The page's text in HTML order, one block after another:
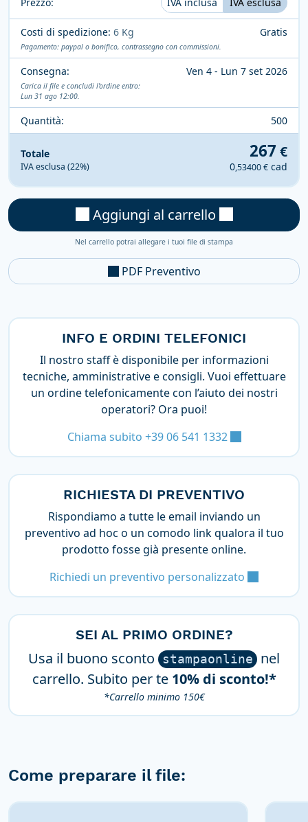
Costi di spedizione: 6 Kg Gratis
Pagamento: paypal o bonifico, contrassegno con commissioni.
Consegna: Ven 4 - Lun 7 set 2026
Carica il file e concludi l'ordine entro:
Lun 31 ago 12:00.
Quantità: 500
Totale
IVA esclusa (22%)
267 €
0,53400 € cad
Aggiungi al carrello
Nel carrello potrai allegare i tuoi file di stampa
PDF Preventivo
INFO E ORDINI TELEFONICI
Il nostro staff è disponibile per informazioni
tecniche, amministrative e consigli. Vuoi effettuare
un ordine telefonicamente con l’aiuto dei nostri
operatori? Ora puoi!
Chiama subito +39 06 541 1332
RICHIESTA DI PREVENTIVO
Rispondiamo a tutte le email inviando un
preventivo ad hoc o un comodo link qualora il tuo
prodotto fosse già presente online.
Richiedi un preventivo personalizzato
SEI AL PRIMO ORDINE?
Usa il buono sconto stampaonline
nel
carrello. Subito per te 10% di sconto!*
*Carrello minimo 150€
Come preparare il file: